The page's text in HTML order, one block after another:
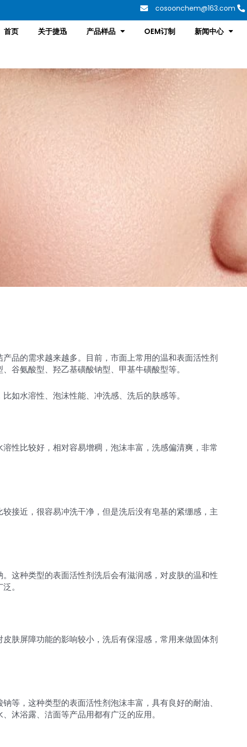
cosoonchem@163.com
首页 关于捷迅 产品样品 OEM订制 新闻中心
品的需求越来越多。目前，市面上常用的温和表面活性剂
谷氨酸型、羟乙基磺酸钠型、甲基牛磺酸型等。
如水溶性、泡沫性能、冲洗感、洗后的肤感等。
性比较好，相对容易增稠，泡沫丰富，洗感偏清爽，非常
接近，很容易冲洗干净，但是洗后没有皂基的紧绷感，主
这种类型的表面活性剂洗后会有滋润感，对皮肤的温和性
。
肤屏障功能的影响较小，洗后有保湿感，常用来做固体剂
等，这种类型的表面活性剂泡沫丰富，具有良好的耐油、
沐浴露、洁面等产品用都有广泛的应用。